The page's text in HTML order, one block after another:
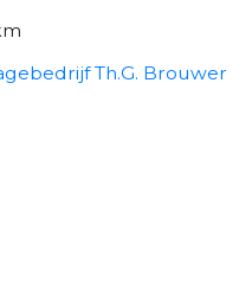
Th.G. Brouwer